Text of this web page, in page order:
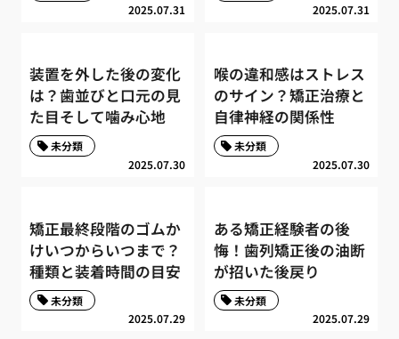
2025.07.31 2025.07.31
装置を外した後の変化
は？歯並びと口元の見
た目そして噛み心地
2025.07.30
未分類
喉の違和感はストレス
のサイン？矯正治療と
自律神経の関係性
2025.07.30
未分類
矯正最終段階のゴムか
けいつからいつまで？
種類と装着時間の目安
2025.07.29
未分類
ある矯正経験者の後
悔！歯列矯正後の油断
が招いた後戻り
2025.07.29
未分類